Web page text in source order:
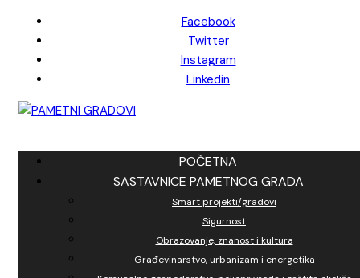
content
Facebook
Twitter
Instagram
Linkedin
POČETNA
SASTAVNICE PAMETNOG GRADA
Smart projekti/gradovi
Sigurnost
Obrazovanje, znanost i kultura
Građevinarstvo, urbanizam i energetika